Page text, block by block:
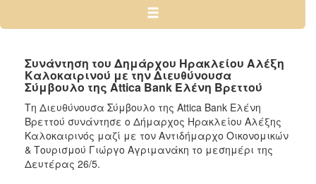
ΠΟΛΙΤΙΣΜΟΣ
ΑΝΘΕΚΤΙΚΗ
ΠΟΛΗ
Συνάντηση του Δημάρχου Ηρακλείου Αλέξη
Καλοκαιρινού με την Διευθύνουσα
Σύμβουλο της Attica Bank Ελένη Βρεττού
Τη Διευθύνουσα Σύμβουλο της Attica Bank Ελένη
Βρεττού συνάντησε ο Δήμαρχος Ηρακλείου Αλέξης
Καλοκαιρινός μαζί με τον Αντιδήμαρχο Οικονομικών
& Τουρισμού Γιώργο Αγριμανάκη το μεσημέρι της
Δευτέρας 26/5.